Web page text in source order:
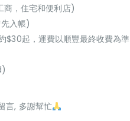
商，住宅和便利店)
入帳)
起，運費以順豐最終收費為準
言, 多謝幫忙